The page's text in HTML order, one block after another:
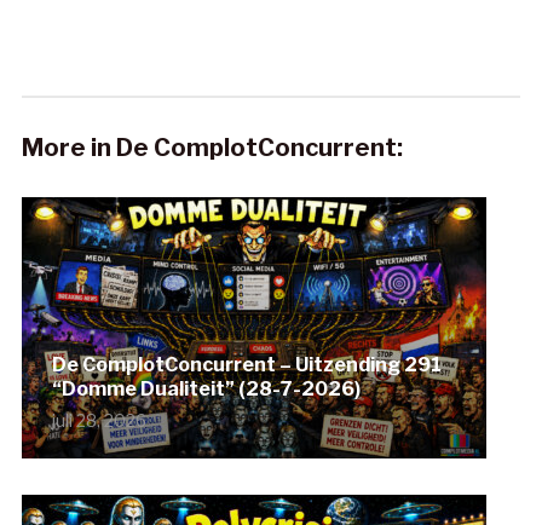
More in De ComplotConcurrent:
De ComplotConcurrent – Uitzending 291
“Domme Dualiteit” (28-7-2026)
juli 28, 2026